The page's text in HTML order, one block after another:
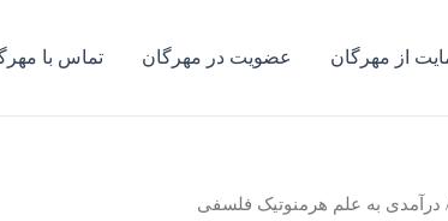
از مهرگان عضویت در مهرگان تماس با
درآمدی به علم هرمنوتیک فلسفی